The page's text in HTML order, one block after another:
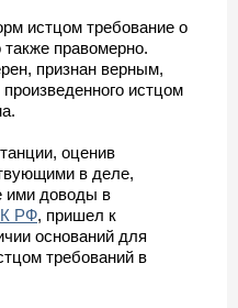
истцом требование о
также правомерно.
признан верным,
истцом
оценив
в деле,
ими доводы в
РФ, пришел к
оснований для
требований в